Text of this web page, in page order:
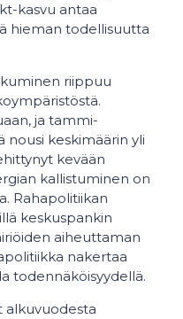
kasvu antaa
hieman todellisuutta
riippuu
ja tammi-
nousi keskimäärin yli
kevään
kallistuminen on
Rahapolitiikan
keskuspankin
aiheuttaman
nakertaa
todennäköisyydellä.
alkuvuodesta